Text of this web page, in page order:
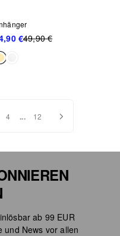
€49,90 €
4 ... 12
ab 99 EUR
und News vor allen